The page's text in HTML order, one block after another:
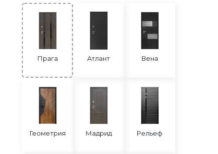
Прага Атлант Вена
Геометрия Мадрид Рельеф